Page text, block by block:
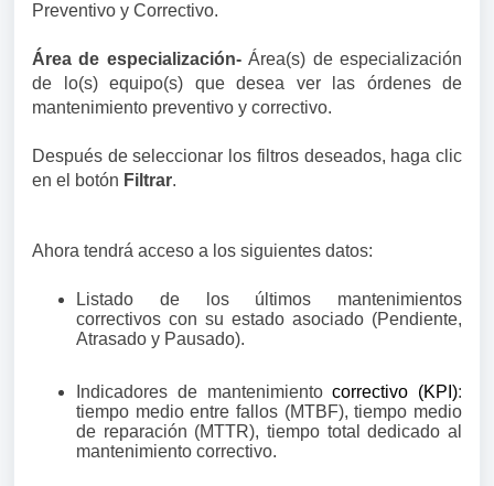
Preventivo y Correctivo.
Área de especialización-Área(s) de especialización
de lo(s) equipo(s) que desea ver las órdenes de
mantenimiento preventivo y correctivo.
Después de seleccionar los filtros deseados, haga clic
en el botón Filtrar.
Ahora tendrá acceso a los siguientes datos:
Listado de los últimos mantenimientos
correctivos con su estado asociado (Pendiente,
Atrasado y Pausado).
Indicadores de mantenimientocorrectivo (KPI):
tiempo medio entre fallos (MTBF), tiempo medio
de reparación (MTTR), tiempo total dedicado al
mantenimiento correctivo.